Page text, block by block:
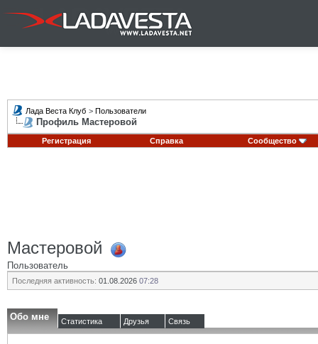
Лада Веста Клуб > Пользователи
Профиль Мастеровой
Регистрация Справка Сообщество
Мастеровой
Пользователь
Последняя активность: 01.08.2026 07:28
Обо мне Статистика Друзья Связь